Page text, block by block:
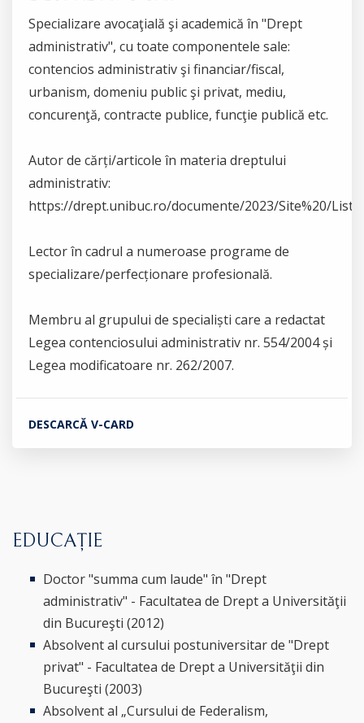
Specializare avocaţială şi academică în "Drept
administrativ", cu toate componentele sale:
contencios administrativ şi financiar/fiscal,
urbanism, domeniu public şi privat, mediu,
concurenţă, contracte publice, funcţie publică etc.
Autor de cărți/articole în materia dreptului
administrativ:
https://drept.unibuc.ro/documente/2023/Site%20/
Lector în cadrul a numeroase programe de
specializare/perfecționare profesională.
Membru al grupului de specialiști care a redactat
Legea contenciosului administrativ nr. 554/2004 și
Legea modificatoare nr. 262/2007.
DESCARCĂ V-CARD
EDUCAȚIE
Doctor "summa cum laude" în "Drept
administrativ" - Facultatea de Drept a Universităţii
din Bucureşti (2012)
Absolvent al cursului postuniversitar de "Drept
privat" - Facultatea de Drept a Universităţii din
Bucureşti (2003)
Absolvent al „Cursului de Federalism,